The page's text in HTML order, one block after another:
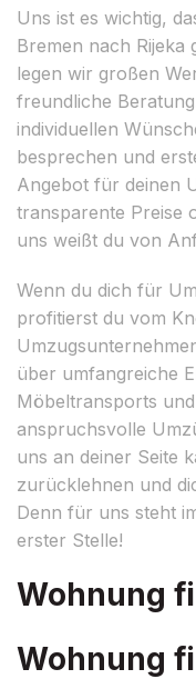
Uns ist es wichtig,
Bremen nach
legen wir großen
freundliche
individuellen
besprechen und
Angebot für deinen
transparente Preise
uns weißt du von
Wenn du dich für
profitierst du vom
über umfangreiche
Möbeltransports
anspruchsvolle
uns an deiner Seite
zurücklehnen und
Denn für uns steht
erster Stelle!
Wohnung
Wohnung